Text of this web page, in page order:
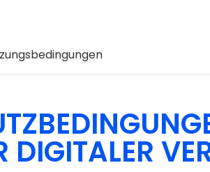
DIGITALER